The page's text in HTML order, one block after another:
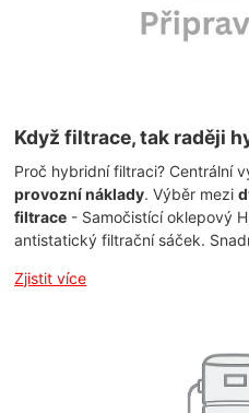
Když filtrace, tak raději
Proč hybridní filtraci? Centrální
provozní náklady. Výběr mezi
filtrace - Samočistící oklepový
antistatický filtrační sáček.
Zjistit více